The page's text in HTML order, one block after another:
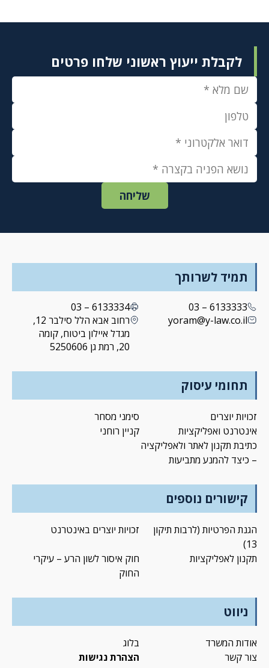
לקבלת ייעוץ ראשוני שלחו פרטים
תמיד לשרותך
6133333 – 03
6133334 – 03
yoram@y-law.co.il
רחוב אבא הלל סילבר 12,
מגדל איילון ביטוח, קומה
20, רמת גן 5250606
תחומי עיסוק
זכויות יוצרים
סימני מסחר
אינטרנט ואפליקציות
קניין רוחני
כתיבת תקנון לאתר ולאפליקציה
– כיצד להמנע מתביעות
קישורים נוספים
הגנת הפרטיות (לרבות תיקון
13)
זכויות יוצרים באינטרנט
תקנון לאפליקציות
חוק איסור לשון הרע – עיקרי
החוק
ניווט
אודות המשרד
בלוג
צור קשר
הצהרת נגישות